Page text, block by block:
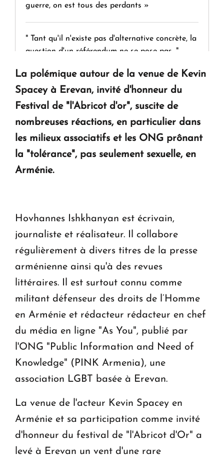
guerre, on est tous des perdants »
" Tant qu'il n'existe pas d'alternative concrète, la
question d'un référendum ne se pose pas. "
KASA : 30 ans d'audace, de résilience et d'avenir
en Arménie
Le premier hôtel Hyatt Regency d'Arménie
ouvrira ses portes à Dilijan
La polémique autour de la venue de Kevin
Spacey à Erevan, invité d'honneur du
Festival de "l'Abricot d'or", suscite de
nombreuses réactions, en particulier dans
les milieux associatifs et les ONG prônant
la "tolérance", pas seulement sexuelle, en
Arménie.
Hovhannes Ishkhanyan est écrivain,
journaliste et réalisateur. Il collabore
régulièrement à divers titres de la presse
arménienne ainsi qu'à des revues
littéraires. Il est surtout connu comme
militant défenseur des droits de l’Homme
en Arménie et rédacteur rédacteur en chef
du média en ligne "As You", publié par
l'ONG "Public Information and Need of
Knowledge" (PINK Armenia), une
association LGBT basée à Erevan.
La venue de l'acteur Kevin Spacey en
Arménie et sa participation comme invité
d'honneur du festival de "l'Abricot d'Or" a
levé à Erevan un vent d'une rare